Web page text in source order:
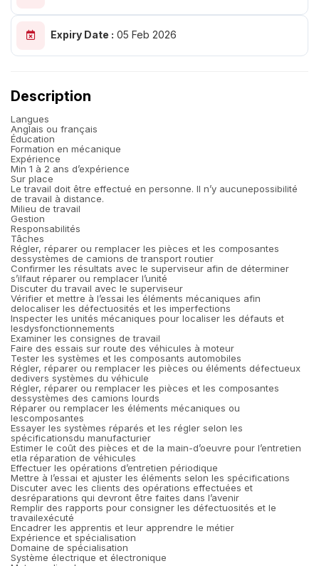
Expiry Date : 05 Feb 2026
Description
Langues
Anglais ou français
Éducation
Formation en mécanique
Expérience
Min 1 à 2 ans d’expérience
Sur place
Le travail doit être effectué en personne. Il n’y aucunepossibilité
de travail à distance.
Milieu de travail
Gestion
Responsabilités
Tâches
Régler, réparer ou remplacer les pièces et les composantes
dessystèmes de camions de transport routier
Confirmer les résultats avec le superviseur afin de déterminer
s’ilfaut réparer ou remplacer l’unité
Discuter du travail avec le superviseur
Vérifier et mettre à l’essai les éléments mécaniques afin
delocaliser les défectuosités et les imperfections
Inspecter les unités mécaniques pour localiser les défauts et
lesdysfonctionnements
Examiner les consignes de travail
Faire des essais sur route des véhicules à moteur
Tester les systèmes et les composants automobiles
Régler, réparer ou remplacer les pièces ou éléments défectueux
dedivers systèmes du véhicule
Régler, réparer ou remplacer les pièces et les composantes
dessystèmes des camions lourds
Réparer ou remplacer les éléments mécaniques ou
lescomposantes
Essayer les systèmes réparés et les régler selon les
spécificationsdu manufacturier
Estimer le coût des pièces et de la main-d’oeuvre pour l’entretien
etla réparation de véhicules
Effectuer les opérations d’entretien périodique
Mettre à l’essai et ajuster les éléments selon les spécifications
Discuter avec les clients des opérations effectuées et
desréparations qui devront être faites dans l’avenir
Remplir des rapports pour consigner les défectuosités et le
travailexécuté
Encadrer les apprentis et leur apprendre le métier
Expérience et spécialisation
Domaine de spécialisation
Système électrique et électronique